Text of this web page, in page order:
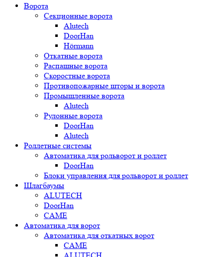
Ворота
Секционные ворота
Alutech
DoorHan
Hörmann
Откатные ворота
Распашные ворота
Скоростные ворота
Противопожарные шторы и ворота
Промышленные ворота
Alutech
Рулонные ворота
DoorHan
Alutech
Роллетные системы
Автоматика для рольворот и роллет
DoorHan
Блоки управления для рольворот и роллет
Шлагбаумы
ALUTECH
DoorHan
CAME
Автоматика для ворот
Автоматика для откатных ворот
CAME